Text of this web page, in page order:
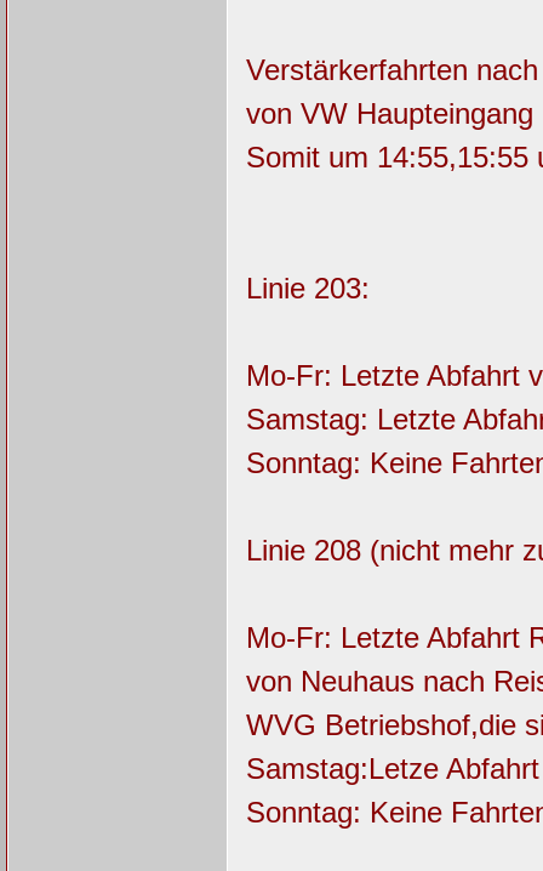
Verstärkerfahrten
von VW Haupteingang
Somit um 14:55,15:55
Linie 203:
Mo-Fr: Letzte Abfahrt
Samstag: Letzte
Sonntag: Keine
Linie 208 (nicht mehr
Mo-Fr: Letzte Abfahrt
von Neuhaus nach
WVG Betriebshof,die
Samstag:Letze
Sonntag: Keine